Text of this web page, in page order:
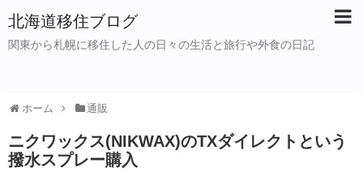
北海道移住ブログ
関東から札幌に移住した人の日々の生活と旅行や外食の日記
ホーム 通販
ニクワックス(NIKWAX)のTXダイレクトという
撥水スプレー購入